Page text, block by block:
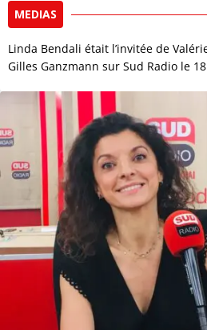
MEDIAS
Linda Bendali était l’invitée de
Gilles Ganzmann sur Sud Radio le